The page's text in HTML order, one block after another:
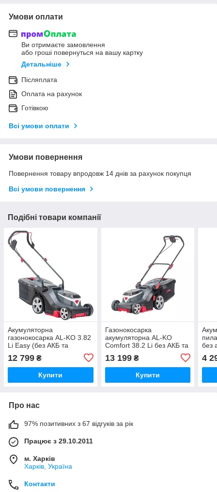
Умови оплати
Ви отримаєте замовлення
або гроші повернуться на вашу картку
Детальніше
Післяплата
Оплата на рахунок
Готівкою
Всі умови оплати
Умови повернення
Повернення товару впродовж 14 днів за рахунок покупця
Всі умови повернення
Подібні товари компанії
Акумуляторна
газонокосарка AL-KO 3.82
Li Easy (без АКБ та
12 799 ₴
Купити
Газонокосарка
акумуляторна AL-KO
Comfort 38.2 Li без АКБ та
13 199₴
Купити
без
4
Про нас
97% позитивних з 67 відгуків за рік
Працює з 29.10.2011
м. Харків
Харків, Україна
Контакти